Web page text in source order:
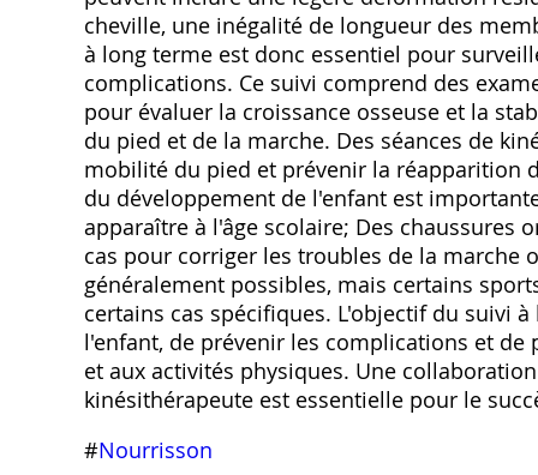
cheville, une inégalité de longueur des
à long terme est donc essentiel pour
complications. Ce suivi comprend des
pour évaluer la croissance osseuse et la
du pied et de la marche. Des séances de
mobilité du pied et prévenir la réapparition
du développement de l'enfant est
apparaître à l'âge scolaire; Des chaussures
cas pour corriger les troubles de la marche
généralement possibles, mais certains
certains cas spécifiques. L'objectif du suivi
l'enfant, de prévenir les complications et
et aux activités physiques. Une
kinésithérapeute est essentielle pour le
#Nourrisson